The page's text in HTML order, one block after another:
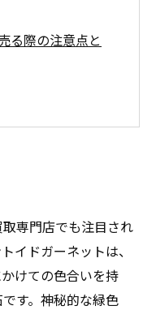
る際の注意点と
専門店でも注目され
イドガーネットは、
けての色合いを持
す。神秘的な緑色